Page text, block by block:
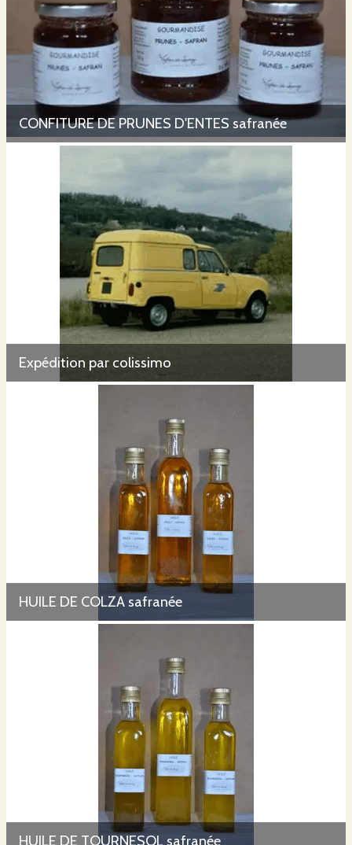
CONFITURE DE PRUNES D'ENTES safranée
Expédition par colissimo
HUILE DE COLZA safranée
HUILE DE TOURNESOL safranée